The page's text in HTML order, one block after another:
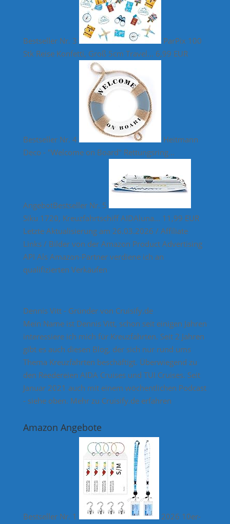
Bestseller Nr. 3
ParPix 100
Stk Reise Konfetti, Groß 5cm Travel... 6,99 EUR
Bestseller Nr. 4
Heitmann
Deco - "Welcome on Board" Rettungsring...
AngebotBestseller Nr. 5
Siku 1720, Kreuzfahrtschiff AIDAluna... 11,99 EUR
Letzte Aktualisierung am 26.03.2026 / Affiliate
Links / Bilder von der Amazon Product Advertising
API Als Amazon-Partner verdiene ich an
qualifizierten Verkäufen
Dennis Vitt - Gründer von Cruisify.de
Mein Name ist Dennis Vitt, schon seit einigen Jahren
interessiere ich mich für Kreuzfahrten. Seit 2 Jahren
gibt es auch diesen Blog, der sich nur rund ums
Thema Kreuzfahrten beschäftigt. Überwiegend zu
den Reedereien AIDA Cruises und TUI Cruises. Seit
Januar 2021 auch mit einem wöchentlichen Podcast
- siehe oben. Mehr zu Cruisify.de erfahren
Amazon Angebote
Bestseller Nr. 1
2026 10er-